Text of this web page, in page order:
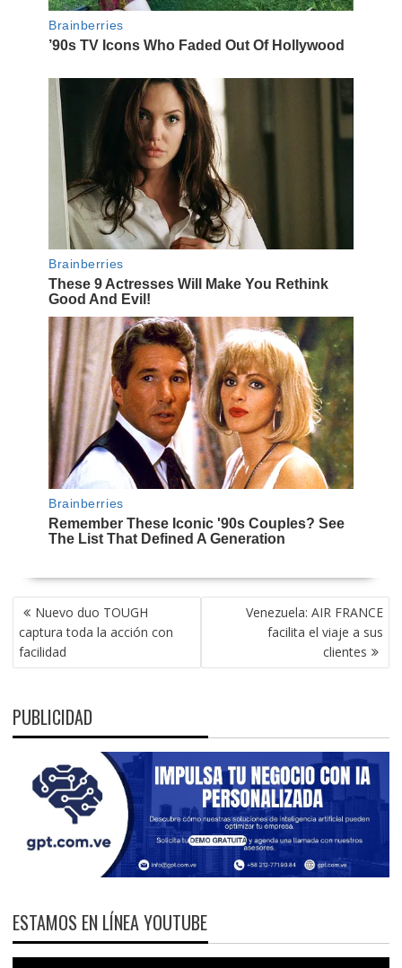
NAVEGACIÓN
DE
ENTRADAS
Nuevo duo TOUGH
captura toda la acción con
facilidad
Venezuela: AIR FRANCE
facilita el viaje a sus
clientes
PUBLICIDAD
ESTAMOS EN LÍNEA YOUTUBE